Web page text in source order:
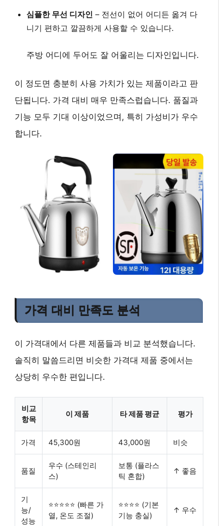
심플한 무선 디자인 – 전선이 없어 어디든 옮겨 다
니기 편하고 깔끔하게 사용할 수 있습니다.
주방 어디에 두어도 잘 어울리는 디자인입니다.
이 정도면 충분히 사용 가치가 있는 제품이라고 판
단됩니다. 가격 대비 매우 만족스럽습니다. 품질과
기능 모두 기대 이상이었으며, 특히 가성비가 우수
합니다.
가격 대비 만족도 분석
이 가격대에서 다른 제품들과 비교 분석했습니다.
솔직히 말씀드리면 비슷한 가격대 제품 중에서는
상당히 우수한 편입니다.
비교
항목
이 제품 타 제품 평균 평가
가격 45,300원 43,000원 비슷
품질
우수 (스테인리
스)
보통 (플라스
틱 혼합)
↑ 좋음
기
능/
성능
⭐⭐⭐⭐⭐ (빠른 가
열, 온도 조절)
⭐⭐⭐⭐ (기본
기능 충실)
↑ 우수